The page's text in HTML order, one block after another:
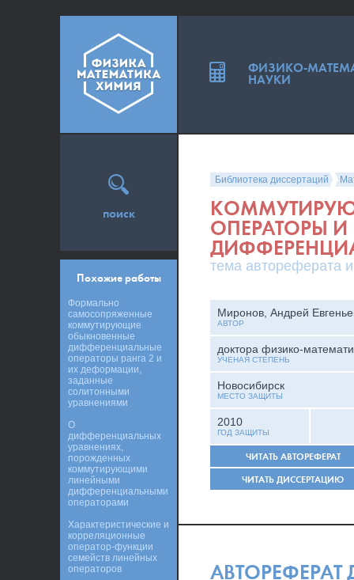
Библиотека диссертаций
ОПЕРАТОРЫ
тема автореферата
Миронов, Андрей
АВТОР
доктора физико-
УЧЕНАЯ СТЕПЕНЬ
Новосибирск
МЕСТО ЗАЩИТЫ
2010
ГОД ЗАЩИТЫ
ЧИТАТЬ АВТОРЕФЕРАТ
ЧИТАТЬ ДИССЕРТАЦИЮ
АВТОРЕФЕРАТ
поиск
Похожие работы
Формально
самосопряженные
коммутирующие
обыкновенные
дифференциальные
операторы ранга 2 и
их деформации,
заданные
солитонными
уравнениями
О
дифференциальных
уравнениях,
порожденных
коммутирующими
линейными
дифференциальными
операторами
Характеристические и
корреляционные
оператор-функции
семейств линейных
операторов
ФИЗИКО-
НАУКИ